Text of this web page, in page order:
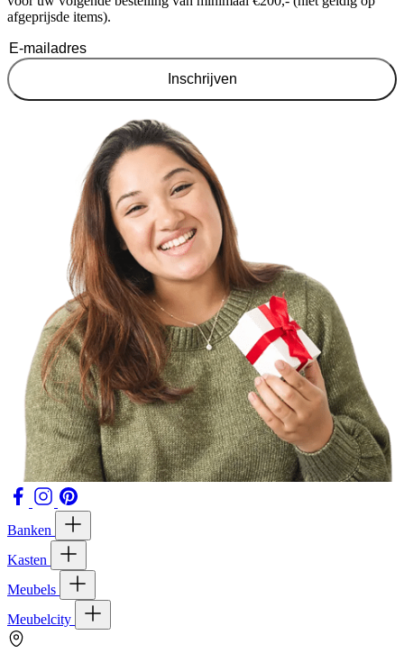
afgeprijsde items).
Inschrijven
Banken
Kasten
Meubels
Meubelcity